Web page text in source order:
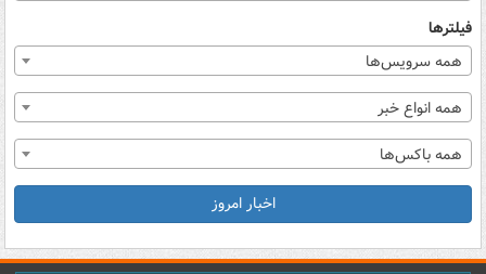
فیلترها
همه سرویس‌ها
همه انواع خبر
همه باکس‌ها
اخبار امروز